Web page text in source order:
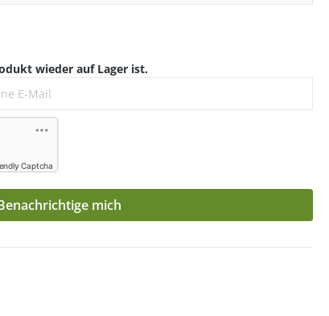
wieder auf Lager ist.
Captcha
mich